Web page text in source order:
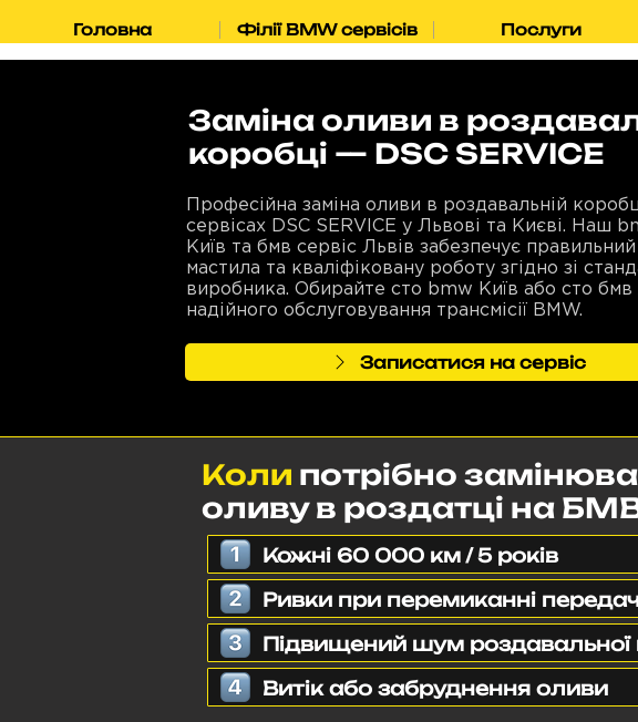
Головна Філії BMW сервісів Послуги
Заміна оливи в
коробці — DSC SERVICE
Професійна заміна оливи в роздавальній
сервісах DSC SERVICE у Львові та Києві. Наш
Київ та бмв сервіс Львів забезпечує правильний
мастила та кваліфіковану роботу згідно зі
виробника. Обирайте сто bmw Київ або сто бмв
надійного обслуговування трансмісії BMW.
Записатися на сервіс
Коли потрібно
оливу в роздатці на
Кожні 60 000 км / 5 років
Ривки при перемиканні
Підвищений шум роздавальної
Витік або забруднення оливи